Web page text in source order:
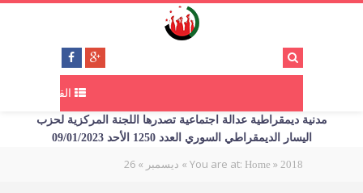
القائمة
مدنية ديمقراطية عدالة اجتماعية تصدرها اللجنة المركزية لحزب
اليسار الديمقراطي السوري العدد 1250 الأحد 09/01/2023
You are at: Home » 2018
» ديسمبر »
26